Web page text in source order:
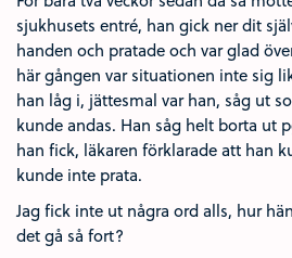
sjukhusets entré, han gick ner dit
handen och pratade och var glad
här gången var situationen inte sig
han låg i, jättesmal var han, såg ut
kunde andas. Han såg helt borta ut
han fick, läkaren förklarade att han
kunde inte prata.
Jag fick inte ut några ord alls, hur
det gå så fort?